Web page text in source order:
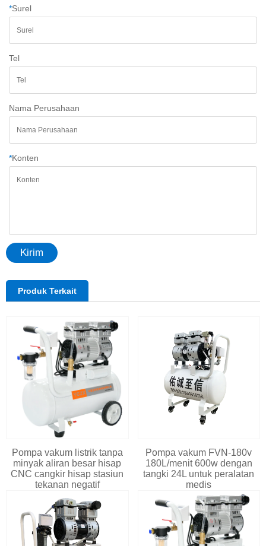
*Surel
Tel
Nama Perusahaan
*Konten
Kirim
Produk Terkait
Pompa vakum listrik tanpa
minyak aliran besar hisap
CNC cangkir hisap stasiun
tekanan negatif
Pompa vakum FVN-180v
180L/menit 600w dengan
tangki 24L untuk peralatan
medis